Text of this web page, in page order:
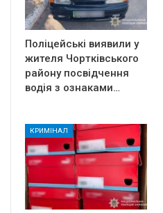
Поліцейські виявили у
жителя Чортківського
району посвідчення
водія з ознаками…
КРИМІНАЛ